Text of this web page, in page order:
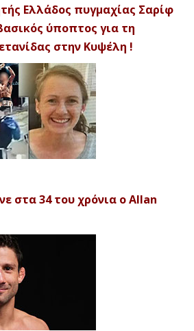
Ελλάδος πυγμαχίας Σαρίφ
ύποπτος για τη
στην Κυψέλη !
στα 34 του χρόνια ο Allan